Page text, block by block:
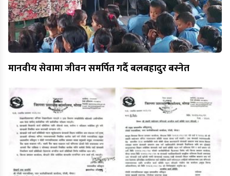
मानवीय सेवामा जीवन समर्पित गर्दै बलबहादुर बस्नेत